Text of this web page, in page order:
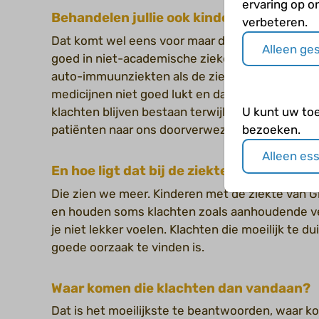
Behandelen jullie ook kinderen met de
Dat komt wel eens voor maar dat is een
goed in niet-academische ziekenhuizen te
auto-immuunziekten als de ziekte van
medicijnen niet goed lukt en dat de
klachten blijven bestaan terwijl iemand toch
patiënten naar ons doorverwezen. Maar dat
En hoe ligt dat bij de ziekte van Graves ?
Die zien we meer. Kinderen met de ziekte van
en houden soms klachten zoals aanhoudende
je niet lekker voelen. Klachten die moeilijk te
goede oorzaak te vinden is.
Waar komen die klachten dan vandaan?
Dat is het moeilijkste te beantwoorden, waar
ervaring op
verbeteren.
Alleen
U kunt uw
bezoeken.
Alleen